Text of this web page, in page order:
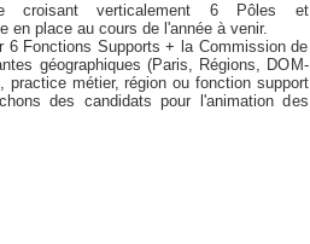
croisant verticalement 6 Pôles et
en place au cours de l'année à venir.
6 Fonctions Supports + la Commission de
géographiques (Paris, Régions, DOM-
practice métier, région ou fonction support
des candidats pour l'animation des